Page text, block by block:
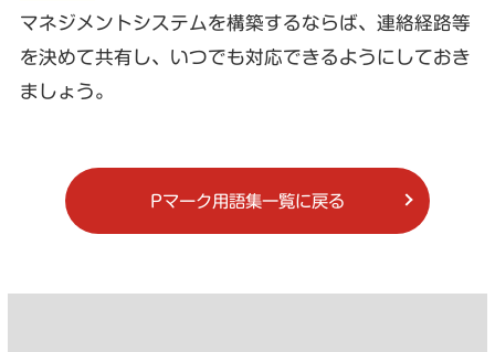
マネジメントシステムを構築するならば、連絡経路等
を決めて共有し、いつでも対応できるようにしておき
ましょう。
Pマーク用語集一覧に戻る